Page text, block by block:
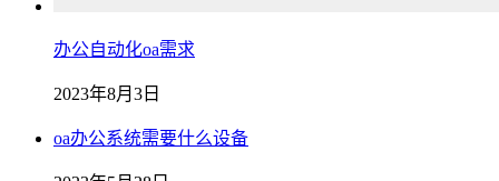
办公自动化oa需求
2023年8月3日
oa办公系统需要什么设备